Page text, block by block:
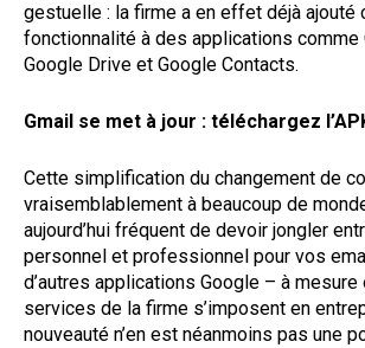
gestuelle : la firme a en effet déjà ajouté
fonctionnalité à des applications comme
Google Drive et Google Contacts.
Gmail se met à jour : téléchargez
Cette simplification du changement de
vraisemblablement à beaucoup de
aujourd’hui fréquent de devoir jongler
personnel et professionnel pour vos
d’autres applications Google – à
services de la firme s’imposent en
nouveauté n’en est néanmoins pas une